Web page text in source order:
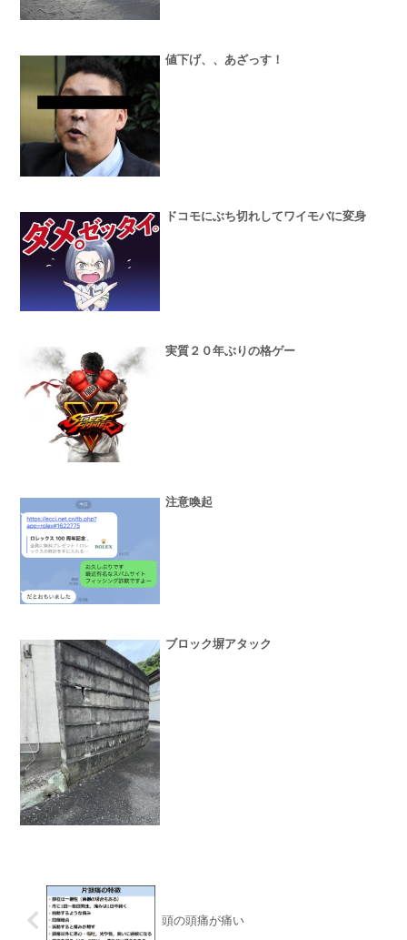
値下げ、、あざっす！
ドコモにぶち切れしてワイモバに変身
実質２０年ぶりの格ゲー
注意喚起
ブロック塀アタック
頭の頭痛が痛い